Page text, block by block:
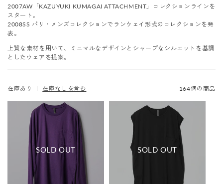
ン
:
2007AW「KAZUYUKI KUMAGAI ATTACHMENT」コレクションラインを
スタート。
2008SS パリ・メンズコレクションでランウェイ形式のコレクションを発
表。
上質な素材を用いて、ミニマルなデザインとシャープなシルエットを基調
としたウェアを提案。
在庫あり 在庫なしを含む 164個の商品